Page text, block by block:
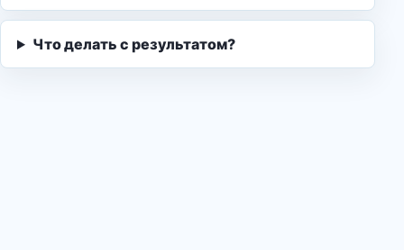
Что делать с результатом?